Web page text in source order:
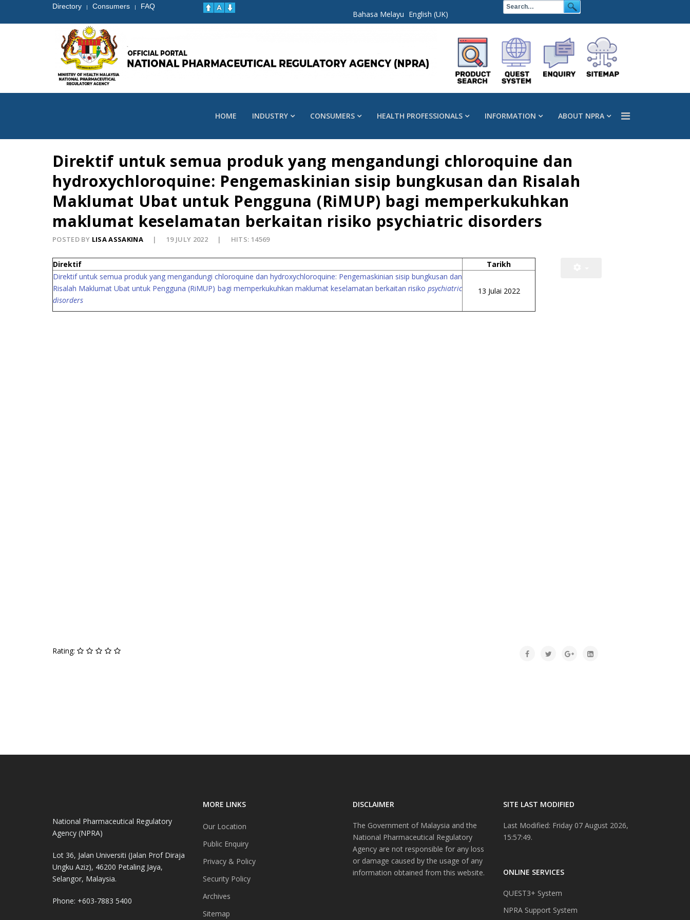
Directory | Consumers | FAQ
Bahasa Melayu English (UK)
HOME INDUSTRY CONSUMERS HEALTH PROFESSIONALS INFORMATION ABOUT NPRA
Direktif untuk semua produk yang mengandungi chloroquine dan
hydroxychloroquine: Pengemaskinian sisip bungkusan dan Risalah
Maklumat Ubat untuk Pengguna (RiMUP) bagi memperkukuhkan
maklumat keselamatan berkaitan risiko psychiatric disorders
POSTED BY LISA ASSAKINA 19 JULY 2022 HITS: 14569
Direktif
Tarikh
Direktif untuk semua produk yang mengandungi chloroquine dan hydroxychloroquine: Pengemaskinian sisip bungkusan dan
Risalah Maklumat Ubat untuk Pengguna (RiMUP) bagi memperkukuhkan maklumat keselamatan berkaitan risiko psychiatric
disorders
13 Julai 2022
Rating:
National Pharmaceutical Regulatory
Agency (NPRA)
Lot 36, Jalan Universiti (Jalan Prof Diraja
Ungku Aziz), 46200 Petaling Jaya,
Selangor, Malaysia.
Phone: +603-7883 5400
MORE LINKS
Our Location
Public Enquiry
Privacy & Policy
Security Policy
Archives
Sitemap
DISCLAIMER
The Government of Malaysia and the
National Pharmaceutical Regulatory
Agency are not responsible for any loss
or damage caused by the usage of any
information obtained from this website.
SITE LAST MODIFIED
Last Modified: Friday 07 August 2026,
15:57:49.
ONLINE SERVICES
QUEST3+ System
NPRA Support System